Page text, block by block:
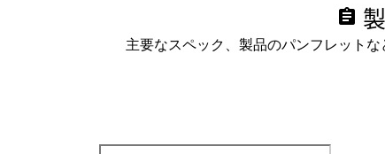
assignment
主要なスペック、製品のパンフレット